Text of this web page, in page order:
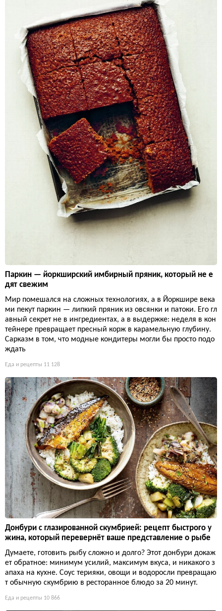
Паркин — йоркширский имбирный пряник, который не е
дят свежим
Мир помешался на сложных технологиях, а в Йоркшире века
ми пекут паркин — липкий пряник из овсянки и патоки. Его гл
авный секрет не в ингредиентах, а в выдержке: неделя в кон
тейнере превращает пресный корж в карамельную глубину.
Сарказм в том, что модные кондитеры могли бы просто подо
ждать
Еда и рецепты 11 128
Донбури с глазированной скумбрией: рецепт быстрого у
жина, который перевернёт ваше представление о рыбе
Думаете, готовить рыбу сложно и долго? Этот донбури докаж
ет обратное: минимум усилий, максимум вкуса, и никакого з
апаха на кухне. Соус терияки, овощи и водоросли превращаю
т обычную скумбрию в ресторанное блюдо за 20 минут.
Еда и рецепты 10 866